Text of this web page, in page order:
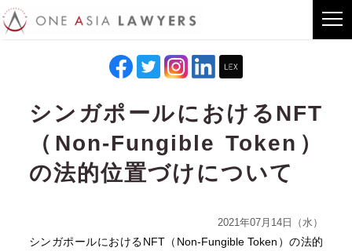
シンガポールにおけるNFT
（Non-Fungible Token）
の法的位置づけについて
2021年07月14日（水）
シンガポールにおけるNFT（Non-Fungible Token）の法的